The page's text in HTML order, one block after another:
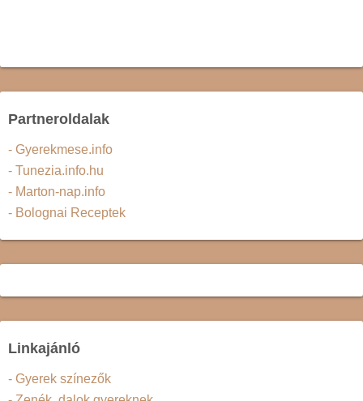
Partneroldalak
- Gyerekmese.info
- Tunezia.info.hu
- Marton-nap.info
- Bolognai Receptek
Linkajánló
- Gyerek színezők